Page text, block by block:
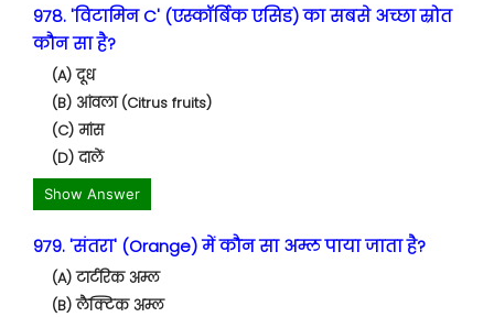
978. 'विटामिन C' (एस्कॉर्बिक एसिड) का सबसे अच्छा स्रोत
कौन सा है?
(A) दूध
(B) आंवला (Citrus fruits)
(C) मांस
(D) दालें
Show Answer
979. 'संतरा' (Orange) में कौन सा अम्ल पाया जाता है?
(A) टार्टरिक अम्ल
(B) लैक्टिक अम्ल